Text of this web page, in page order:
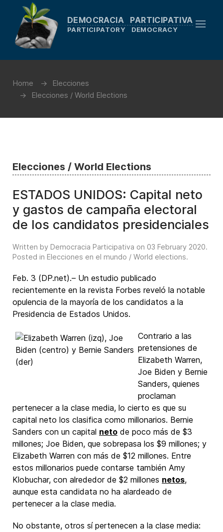
DEMOCRACIA PARTICIPATIVA
PARTICIPATORY DEMOCRACY
Home
Elecciones
Elecciones / World Elections
Elecciones / World Elections
ESTADOS UNIDOS: Capital neto
y gastos de campaña electoral
de los candidatos presidenciales
Written by Democracia Participativa on 03 February 2020.
Posted in Elecciones en el mundo / World elections.
Feb. 3 (DP.net).– Un estudio publicado
recientemente en la revista Forbes reveló la notable
opulencia de la mayoría de los candidatos a la
Presidencia de Estados Unidos.
Contrario a las
pretensiones de
Elizabeth Warren,
Joe Biden y Bernie
Sanders, quienes
proclaman
pertenecer a la clase media, lo cierto es que su
capital neto los clasifica como millonarios. Bernie
Sanders con un capital neto de poco más de $3
millones; Joe Biden, que sobrepasa los $9 millones; y
Elizabeth Warren con más de $12 millones. Entre
estos millonarios puede contarse también Amy
Klobuchar, con alrededor de $2 millones netos,
aunque esta candidata no ha alardeado de
pertenecer a la clase media.
No obstante, otros sí pertenecen a la clase media: